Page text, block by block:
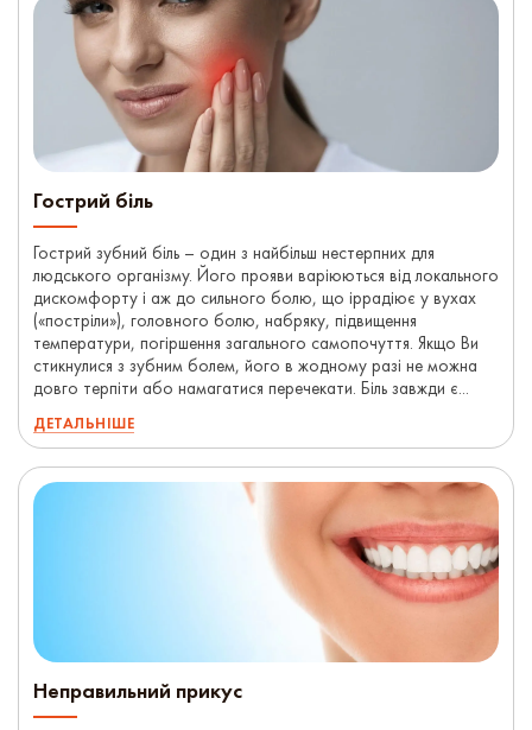
Гострий біль
Гострий зубний біль – один з найбільш нестерпних для
людського організму. Його прояви варіюються від локального
дискомфорту і аж до сильного болю, що іррадіює у вухах
(«постріли»), головного болю, набряку, підвищення
температури, погіршення загального самопочуття. Якщо Ви
стикнулися з зубним болем, його в жодному разі не можна
довго терпіти або намагатися перечекати. Біль завжди є...
ДЕТАЛЬНІШЕ
Неправильний прикус